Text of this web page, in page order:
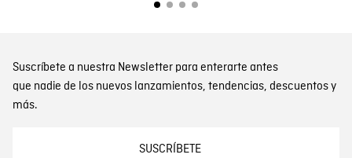
Suscríbete a nuestra Newsletter para enterarte antes
que nadie de los nuevos lanzamientos, tendencias, descuentos y
más.
SUSCRÍBETE